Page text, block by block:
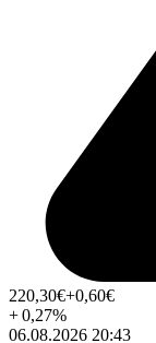
220,30€+0,60€
+0,27%
06.08.2026 20:43